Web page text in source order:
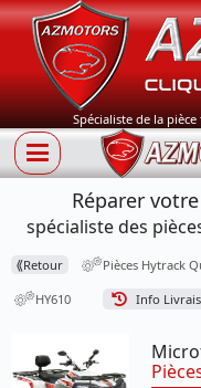
Spécialiste de la
Réparer
spécialiste des
⟪Retour Pièces Hytrack
HY610 Info